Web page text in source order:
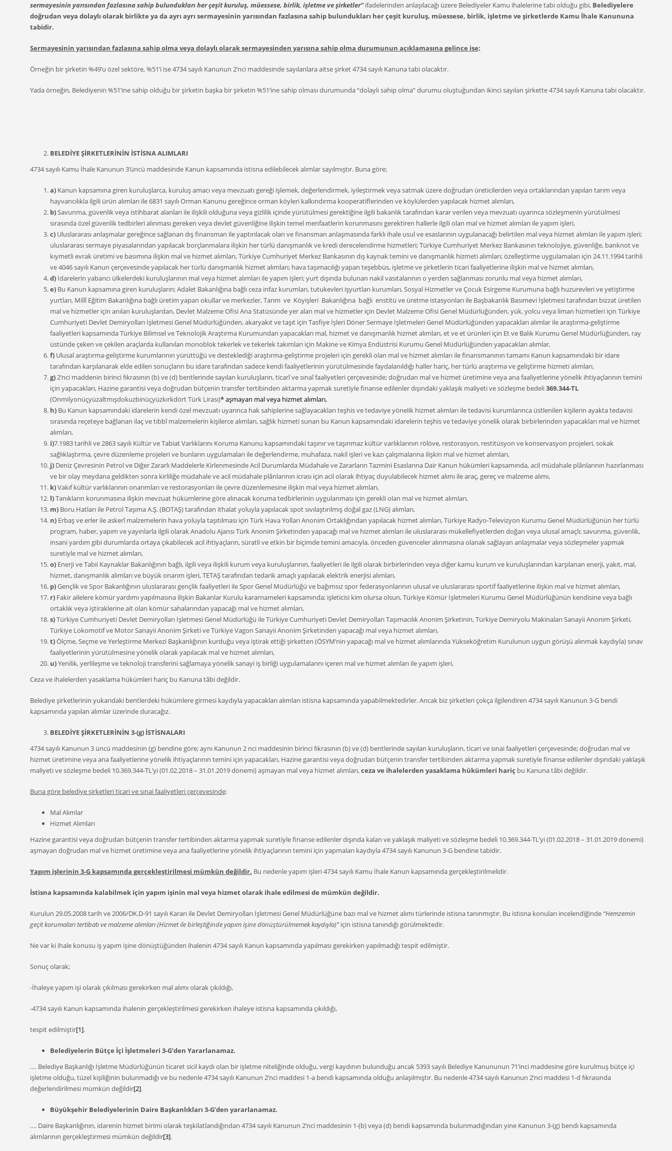
sermayesinin yarısından fazlasına sahip bulundukları her çeşit kuruluş, müessese, birlik, işletme ve şirketler”ifadelerinden anlaşılacağı üzere Belediyeler Kamu ihalelerine tabi olduğu gibi, Belediyelere
doğrudan veya dolaylı olarak birlikte ya da ayrı ayrı sermayesinin yarısından fazlasına sahip bulundukları her çeşit kuruluş, müessese, birlik, işletme ve şirketlerde Kamu İhale Kanununa
tabidir.
Sermayesinin yarısından fazlasına sahip olma veya dolaylı olarak sermayesinden yarısına sahip olma durumunun açıklamasına gelince ise;
Örneğin bir şirketin %49’u özel sektöre, %51’i ise 4734 sayılı Kanunun 2’nci maddesinde sayılanlara aitse şirket 4734 sayılı Kanuna tabi olacaktır.
Yada örneğin, Belediyenin %51’ine sahip olduğu bir şirketin başka bir şirketin %51’ine sahip olması durumunda “dolaylı sahip olma” durumu oluştuğundan ikinci sayılan şirkette 4734 sayılı Kanuna tabi olacaktır.
BELEDİYE ŞİRKETLERİNİN İSTİSNA ALIMLARI
4734 sayılı Kamu İhale Kanunun 3’üncü maddesinde Kanun kapsamında istisna edilebilecek alımlar sayılmıştır. Buna göre;
a) Kanun kapsamına giren kuruluşlarca, kuruluş amacı veya mevzuatı gereği işlemek, değerlendirmek, iyileştirmek veya satmak üzere doğrudan üreticilerden veya ortaklarından yapılan tarım veya
hayvancılıkla ilgili ürün alımları ile 6831 sayılı Orman Kanunu gereğince orman köyleri kalkındırma kooperatiflerinden ve köylülerden yapılacak hizmet alımları,
b)Savunma, güvenlik veya istihbarat alanları ile ilişkili olduğuna veya gizlilik içinde yürütülmesi gerektiğine ilgili bakanlık tarafından karar verilen veya mevzuatı uyarınca sözleşmenin yürütülmesi
sırasında özel güvenlik tedbirleri alınması gereken veya devlet güvenliğine ilişkin temel menfaatlerin korunmasını gerektiren hallerle ilgili olan mal ve hizmet alımları ile yapım işleri,
c) Uluslararası anlaşmalar gereğince sağlanan dış finansman ile yaptırılacak olan ve finansman anlaşmasında farklı ihale usul ve esaslarının uygulanacağı belirtilen mal veya hizmet alımları ile yapım işleri;
uluslararası sermaye piyasalarından yapılacak borçlanmalara ilişkin her türlü danışmanlık ve kredi derecelendirme hizmetleri; Türkiye Cumhuriyet Merkez Bankasının teknolojiye, güvenliğe, banknot ve
kıymetli evrak üretimi ve basımına ilişkin mal ve hizmet alımları, Türkiye Cumhuriyet Merkez Bankasının dış kaynak temini ve danışmanlık hizmeti alımları; özelleştirme uygulamaları için 24.11.1994 tarihli
ve 4046 sayılı Kanun çerçevesinde yapılacak her türlü danışmanlık hizmet alımları; hava taşımacılığı yapan teşebbüs, işletme ve şirketlerin ticari faaliyetlerine ilişkin mal ve hizmet alımları,
d) İdarelerin yabancı ülkelerdeki kuruluşlarının mal veya hizmet alımları ile yapım işleri; yurt dışında bulunan nakil vasıtalarının o yerden sağlanması zorunlu mal veya hizmet alımları,
e) Bu Kanun kapsamına giren kuruluşların; Adalet Bakanlığına bağlı ceza infaz kurumları, tutukevleri işyurtları kurumları, Sosyal Hizmetler ve Çocuk Esirgeme Kurumuna bağlı huzurevleri ve yetiştirme
yurtları, Millî Eğitim Bakanlığına bağlı üretim yapan okullar ve merkezler, Tarım ve Köyişleri Bakanlığına bağlı enstitü ve üretme istasyonları ile Başbakanlık Basımevi İşletmesi tarafından bizzat üretilen
mal ve hizmetler için anılan kuruluşlardan, Devlet Malzeme Ofisi Ana Statüsünde yer alan mal ve hizmetler için Devlet Malzeme Ofisi Genel Müdürlüğünden, yük, yolcu veya liman hizmetleri için Türkiye
Cumhuriyeti Devlet Demiryolları İşletmesi Genel Müdürlüğünden, akaryakıt ve taşıt için Tasfiye İşleri Döner Sermaye İşletmeleri Genel Müdürlüğünden yapacakları alımlar ile araştırma-geliştirme
faaliyetleri kapsamında Türkiye Bilimsel ve Teknolojik Araştırma Kurumundan yapacakları mal, hizmet ve danışmanlık hizmet alımları, et ve et ürünleri için Et ve Balık Kurumu Genel Müdürlüğünden, ray
üstünde çeken ve çekilen araçlarda kullanılan monoblok tekerlek ve tekerlek takımları için Makine ve Kimya Endüstrisi Kurumu Genel Müdürlüğünden yapacakları alımlar,
f) Ulusal araştırma-geliştirme kurumlarının yürüttüğü ve desteklediği araştırma-geliştirme projeleri için gerekli olan mal ve hizmet alımları ile finansmanının tamamı Kanun kapsamındaki bir idare
tarafından karşılanarak elde edilen sonuçların bu idare tarafından sadece kendi faaliyetlerinin yürütülmesinde faydalanıldığı haller hariç, her türlü araştırma ve geliştirme hizmeti alımları,
g)2’nci maddenin birinci fıkrasının (b) ve (d) bentlerinde sayılan kuruluşların, ticarî ve sınaî faaliyetleri çerçevesinde; doğrudan mal ve hizmet üretimine veya ana faaliyetlerine yönelik ihtiyaçlarının temini
için yapacakları, Hazine garantisi veya doğrudan bütçenin transfer tertibinden aktarma yapmak suretiyle finanse edilenler dışındaki yaklaşık maliyeti ve sözleşme bedeli369.344-TL
(Onmilyonüçyüzaltmışdokuzbinüçyüzkırkdört Türk Lirası)* aşmayan mal veya hizmet alımları,
h) Bu Kanun kapsamındaki idarelerin kendi özel mevzuatı uyarınca hak sahiplerine sağlayacakları teşhis ve tedaviye yönelik hizmet alımları ile tedavisi kurumlarınca üstlenilen kişilerin ayakta tedavisi
sırasında reçeteye bağlanan ilaç ve tıbbî malzemelerin kişilerce alımları, sağlık hizmeti sunan bu Kanun kapsamındaki idarelerin teşhis ve tedaviye yönelik olarak birbirlerinden yapacakları mal ve hizmet
alımları,
i)7.1983 tarihli ve 2863 sayılı Kültür ve Tabiat Varlıklarını Koruma Kanunu kapsamındaki taşınır ve taşınmaz kültür varlıklarının rölöve, restorasyon, restitüsyon ve konservasyon projeleri, sokak
sağlıklaştırma, çevre düzenleme projeleri ve bunların uygulamaları ile değerlendirme, muhafaza, nakil işleri ve kazı çalışmalarına ilişkin mal ve hizmet alımları,
j) Deniz Çevresinin Petrol ve Diğer Zararlı Maddelerle Kirlenmesinde Acil Durumlarda Müdahale ve Zararların Tazmini Esaslarına Dair Kanun hükümleri kapsamında, acil müdahale plânlarının hazırlanması
ve bir olay meydana geldikten sonra kirliliğe müdahale ve acil müdahale plânlarının icrası için acil olarak ihtiyaç duyulabilecek hizmet alımı ile araç, gereç ve malzeme alımı,
k)Vakıf kültür varlıklarının onarımları ve restorasyonları ile çevre düzenlemesine ilişkin mal veya hizmet alımları,
l)Tanıkların korunmasına ilişkin mevzuat hükümlerine göre alınacak koruma tedbirlerinin uygulanması için gerekli olan mal ve hizmet alımları,
m) Boru Hatları ile Petrol Taşıma A.Ş. (BOTAŞ) tarafından ithalat yoluyla yapılacak spot sıvılaştırılmış doğal gaz (LNG) alımları,
n) Erbaş ve erler ile askerî malzemelerin hava yoluyla taşıtılması için Türk Hava Yolları Anonim Ortaklığından yapılacak hizmet alımları, Türkiye Radyo-Televizyon Kurumu Genel Müdürlüğünün her türlü
program, haber, yapım ve yayınlarla ilgili olarak Anadolu Ajansı Türk Anonim Şirketinden yapacağı mal ve hizmet alımları ile uluslararası mükellefiyetlerden doğan veya ulusal amaçlı; savunma, güvenlik,
insani yardım gibi durumlarda ortaya çıkabilecek acil ihtiyaçların, süratli ve etkin bir biçimde temini amacıyla, önceden güvenceler alınmasına olanak sağlayan anlaşmalar veya sözleşmeler yapmak
suretiyle mal ve hizmet alımları,
o) Enerji ve Tabii Kaynaklar Bakanlığının bağlı, ilgili veya ilişkili kurum veya kuruluşlarının, faaliyetleri ile ilgili olarak birbirlerinden veya diğer kamu kurum ve kuruluşlarından karşılanan enerji, yakıt, mal,
hizmet, danışmanlık alımları ve büyük onarım işleri, TETAŞ tarafından tedarik amaçlı yapılacak elektrik enerjisi alımları,
p)Gençlik ve Spor Bakanlığının uluslararası gençlik faaliyetleri ile Spor Genel Müdürlüğü ve bağımsız spor federasyonlarının ulusal ve uluslararası sportif faaliyetlerine ilişkin mal ve hizmet alımları,
r) Fakir ailelere kömür yardımı yapılmasına ilişkin Bakanlar Kurulu kararnameleri kapsamında; işleticisi kim olursa olsun, Türkiye Kömür İşletmeleri Kurumu Genel Müdürlüğünün kendisine veya bağlı
ortaklık veya iştiraklerine ait olan kömür sahalarından yapacağı mal ve hizmet alımları,
s)Türkiye Cumhuriyeti Devlet Demiryolları İşletmesi Genel Müdürlüğü ile Türkiye Cumhuriyeti Devlet Demiryolları Taşımacılık Anonim Şirketinin, Türkiye Demiryolu Makinaları Sanayii Anonim Şirketi,
Türkiye Lokomotif ve Motor Sanayii Anonim Şirketi ve Türkiye Vagon Sanayii Anonim Şirketinden yapacağı mal veya hizmet alımları,
t)Ölçme, Seçme ve Yerleştirme Merkezi Başkanlığının kurduğu veya iştirak ettiği şirketten (ÖSYM’nin yapacağı mal ve hizmet alımlarında Yükseköğretim Kurulunun uygun görüşü alınmak kaydıyla) sınav
faaliyetlerinin yürütülmesine yönelik olarak yapılacak mal ve hizmet alımları,
u)Yenilik, yerlileşme ve teknoloji transferini sağlamaya yönelik sanayi iş birliği uygulamalarını içeren mal ve hizmet alımları ile yapım işleri,
Ceza ve ihalelerden yasaklama hükümleri hariç bu Kanuna tâbi değildir.
Belediye şirketlerinin yukarıdaki bentlerdeki hükümlere girmesi kaydıyla yapacakları alımları istisna kapsamında yapabilmektedirler. Ancak biz şirketleri çokça ilgilendiren 4734 sayılı Kanunun 3-G bendi
kapsamında yapılan alımlar üzerinde duracağız.
BELEDİYE ŞİRKETLERİNİN 3-(g) İSTİSNALARI
4734 sayılı Kanunun 3 üncü maddesinin (g) bendine göre; aynı Kanunun 2 nci maddesinin birinci fıkrasının (b) ve (d) bentlerinde sayılan kuruluşların, ticari ve sınai faaliyetleri çerçevesinde; doğrudan mal ve
hizmet üretimine veya ana faaliyetlerine yönelik ihtiyaçlarının temini için yapacakları, Hazine garantisi veya doğrudan bütçenin transfer tertibinden aktarma yapmak suretiyle finanse edilenler dışındaki yaklaşık
maliyeti ve sözleşme bedeli 10.369.344-TL’yi (01.02.2018 – 31.01.2019 dönemi) aşmayan mal veya hizmet alımları,ceza ve ihalelerden yasaklama hükümleri hariç bu Kanuna tâbi değildir.
Buna göre belediye şirketleri ticari ve sınai faaliyetleri çerçevesinde;
Mal Alımlar
Hizmet Alımları
Hazine garantisi veya doğrudan bütçenin transfer tertibinden aktarma yapmak suretiyle finanse edilenler dışında kalan ve yaklaşık maliyeti ve sözleşme bedeli 10.369.344-TL’yi (01.02.2018 – 31.01.2019 dönemi)
aşmayan doğrudan mal ve hizmet üretimine veya ana faaliyetlerine yönelik ihtiyaçlarının temini için yapmaları kaydıyla 4734 sayılı Kanunun 3-G bendine tabidir.
Yapım işlerinin 3-G kapsamında gerçekleştirilmesi mümkün değildir. Bu nedenle yapım işleri 4734 sayılı Kamu İhale Kanun kapsamında gerçekleştirilmelidir.
İstisna kapsamında kalabilmek için yapım işinin mal veya hizmet olarak ihale edilmesi de mümkün değildir.
Kurulun 29.05.2008 tarih ve 2006/DK.D-91 sayılı Kararı ile Devlet Demiryolları İşletmesi Genel Müdürlüğüne bazı mal ve hizmet alımı türlerinde istisna tanınmıştır. Bu istisna konuları incelendiğinde “Hemzemin
geçit korumaları tertibatı ve malzeme alımları (Hizmet ile birleştiğinde yapım işine dönüştürülmemek kaydıyla)”için istisna tanındığı görülmektedir.
Ne var ki ihale konusu iş yapım işine dönüştüğünden ihalenin 4734 sayılı Kanun kapsamında yapılması gerekirken yapılmadığı tespit edilmiştir.
Sonuç olarak;
-İhaleye yapım işi olarak çıkılması gerekirken mal alımı olarak çıkıldığı,
-4734 sayılı Kanun kapsamında ihalenin gerçekleştirilmesi gerekirken ihaleye istisna kapsamında çıkıldığı,
tespit edilmiştir[1].
Belediyelerin Bütçe İçi İşletmeleri 3-G’den Yararlanamaz.
…. Belediye Başkanlığı İşletme Müdürlüğünün ticaret sicil kaydı olan bir işletme niteliğinde olduğu, vergi kaydının bulunduğu ancak 5393 sayılı Belediye Kanununun 71’inci maddesine göre kurulmuş bütçe içi
işletme olduğu, tüzel kişiliğinin bulunmadığı ve bu nedenle 4734 sayılı Kanunun 2’nci maddesi 1-a bendi kapsamında olduğu anlaşılmıştır. Bu nedenle 4734 sayılı Kanunun 2’nci maddesi 1-d fıkrasında
değerlendirilmesi mümkün değildir[2].
Büyükşehir Belediyelerinin Daire Başkanlıkları 3-G’den yararlanamaz.
…. Daire Başkanlığının, idarenin hizmet birimi olarak teşkilatlandığından 4734 sayılı Kanunun 2’nci maddesinin 1-(b) veya (d) bendi kapsamında bulunmadığından yine Kanunun 3-(g) bendi kapsamında
alımlarının gerçekleştirmesi mümkün değildir[3].